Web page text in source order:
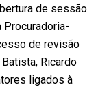
de sessão
Procuradoria-
de revisão
Ricardo
ligados à